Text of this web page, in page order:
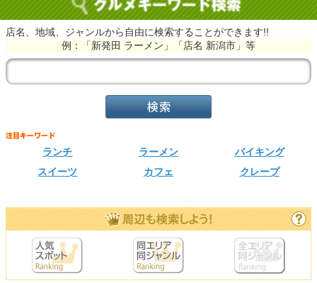
店名、地域、ジャンルから自由に検索することができます!!
例：「新発田 ラーメン」「店名 新潟市」等
ランチ ラーメン
バイキング
スイーツ
カフェ クレープ